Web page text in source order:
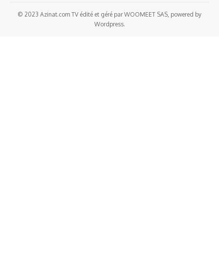
© 2023 Azinat.com TV édité et géré par WOOMEET SAS, powered by
Wordpress.